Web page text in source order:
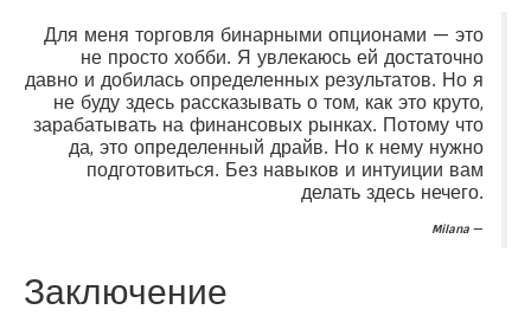
Для меня торговля бинарными опционами — это
не просто хобби. Я увлекаюсь ей достаточно
давно и добилась определенных результатов. Но я
не буду здесь рассказывать о том, как это круто,
зарабатывать на финансовых рынках. Потому что
да, это определенный драйв. Но к нему нужно
подготовиться. Без навыков и интуиции вам
делать здесь нечего.
Milana
Заключение